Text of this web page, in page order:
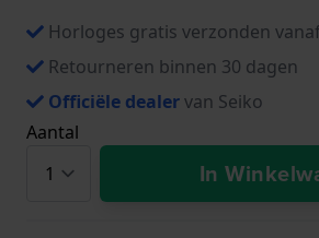
Horloges gratis verzonden
Retourneren binnen 30 dagen
Officiële dealervan Seiko
Aantal
In